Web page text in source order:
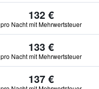
132 €
pro Nacht mit Mehrwertsteuer
133 €
pro Nacht mit Mehrwertsteuer
137 €